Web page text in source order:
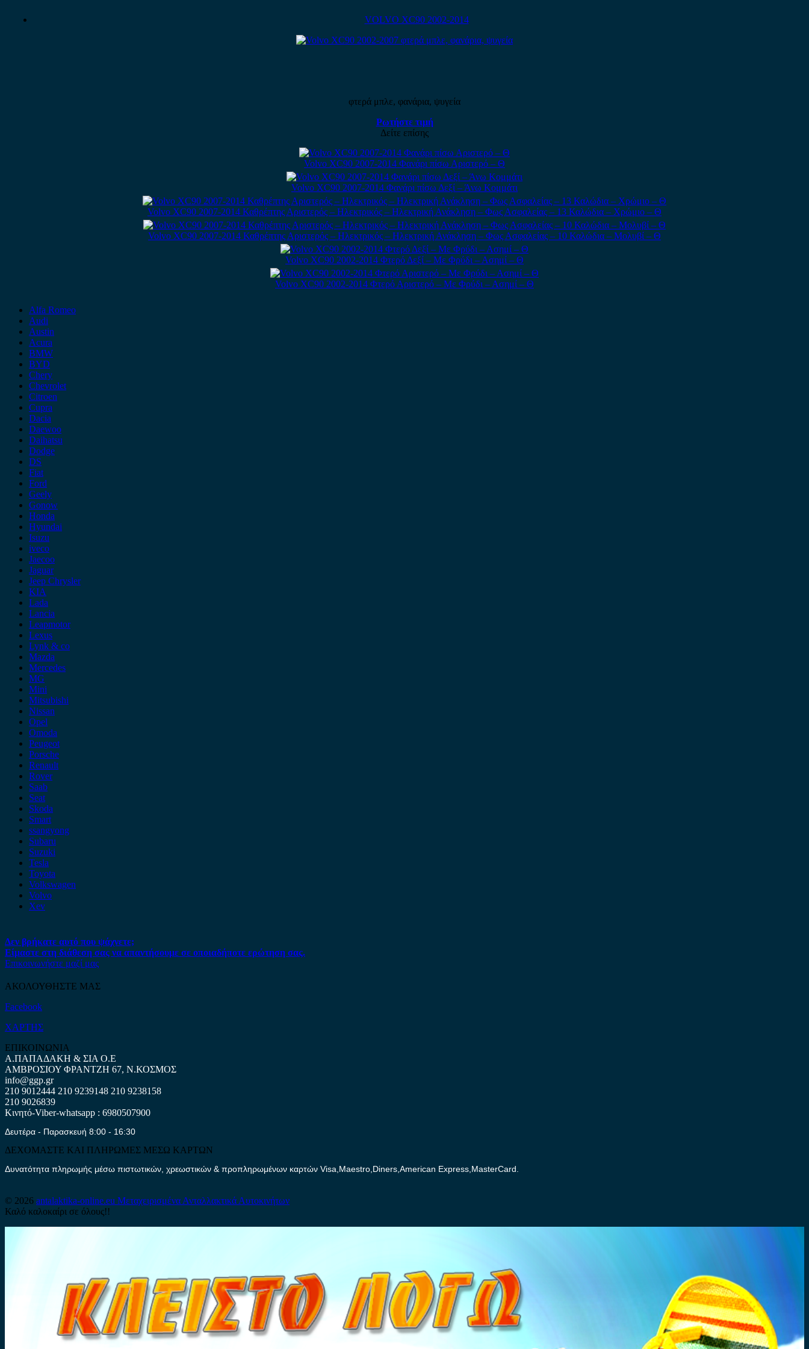
VOLVO XC90 2002-2014
φτερά μπλε, φανάρια, ψυγεία
Ρωτήστε τιμή
Δείτε επίσης
Volvo XC90 2007-2014 Φανάρι πίσω Αριστερό – Θ
Volvo XC90 2007-2014 Φανάρι πίσω Δεξί – Άνω Κομμάτι
Volvo XC90 2007-2014 Καθρέπτης Αριστερός – Ηλεκτρικός – Ηλεκτρική Ανάκληση – Φως Ασφαλείας – 13 Καλώδια – Χρώμιο – Θ
Volvo XC90 2007-2014 Καθρέπτης Αριστερός – Ηλεκτρικός – Ηλεκτρική Ανάκληση – Φως Ασφαλείας – 10 Καλώδια – Μολυβί – Θ
Volvo XC90 2002-2014 Φτερό Δεξί – Με Φρύδι – Ασημί – Θ
Volvo XC90 2002-2014 Φτερό Αριστερό – Με Φρύδι – Ασημί – Θ
Alfa Romeo
Audi
Austin
Acura
BMW
BYD
Chery
Chevrolet
Citroen
Cupra
Dacia
Daewoo
Daihatsu
Dodge
DS
Fiat
Ford
Geely
Gonow
Honda
Hyundai
Isuzu
iveco
Jaecoo
Jaguar
Jeep Chrysler
KIA
Lada
Lancia
Leapmotor
Lexus
Lynk & co
Mazda
Mercedes
MG
Mini
Mitsubishi
Nissan
Opel
Omoda
Peugeot
Porsche
Renault
Rover
Saab
Seat
Skoda
Smart
ssangyong
Subaru
Suzuki
Tesla
Toyota
Volkswagen
Volvo
Xev
Δεν βρήκατε αυτό που ψάχνετε;
Είμαστε στη διάθεση σας να απαντήσουμε σε οποιαδήποτε ερώτηση σας.
Επικοινωνήστε μαζί μας
ΑΚΟΛΟΥΘΗΣΤΕ ΜΑΣ
Facebook
ΧΑΡΤΗΣ
ΕΠΙΚΟΙΝΩΝΙΑ
Α.ΠΑΠΑΔΑΚΗ & ΣΙΑ Ο.Ε
ΑΜΒΡΟΣΙΟΥ ΦΡΑΝΤΖΗ 67, Ν.ΚΟΣΜΟΣ
info@ggp.gr
210 9012444 210 9239148 210 9238158
210 9026839
Κινητό-Viber-whatsapp : 6980507900
Δευτέρα - Παρασκευή 8:00 - 16:30
ΔΕΧΟΜΑΣΤΕ ΚΑΙ ΠΛΗΡΩΜΕΣ ΜΕΣΩ ΚΑΡΤΩΝ
Δυνατότητα πληρωμής μέσω πιστωτικών, χρεωστικών & προπληρωμένων καρτών Visa,Maestro,Diners,American Express,MasterCard.
© 2026 antalaktika-online.eu Μεταχειρισμένα Ανταλλακτικά Αυτοκινήτων
Καλό καλοκαίρι σε όλους!!